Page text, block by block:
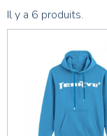
Il y a 6 produits.